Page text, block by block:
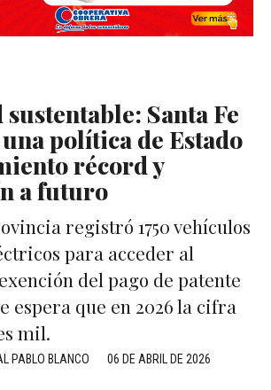
Santa Fe
política de Estado
récord y
a futuro
registró 1750 vehículos
para acceder al
del pago de patente
espera que en 2026 la cifra
mil.
06 DE ABRIL DE 2026
PABLO BLANCO